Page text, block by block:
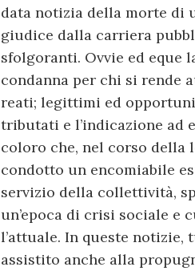
data notizia della morte di
giudice dalla carriera
sfolgoranti. Ovvie ed eque
condanna per chi si rende
reati; legittimi ed
tributati e l’indicazione ad
coloro che, nel corso della
condotto un encomiabile
servizio della collettività,
un’epoca di crisi sociale e
l’attuale. In queste notizie,
assistito anche alla